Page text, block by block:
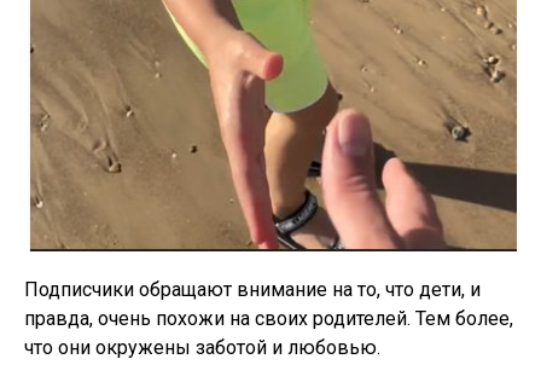
Подписчики обращают внимание на то, что дети, и
правда, очень похожи на своих родителей. Тем более,
что они окружены заботой и любовью.